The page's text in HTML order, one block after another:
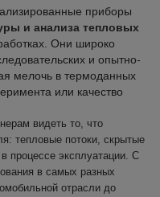
приборы
и анализа тепловых
Они широко
и опытно-
мелочь в термоданных
или качество
видеть то, что
тепловые потоки, скрытые
процессе эксплуатации. С
в самых разных
отрасли до